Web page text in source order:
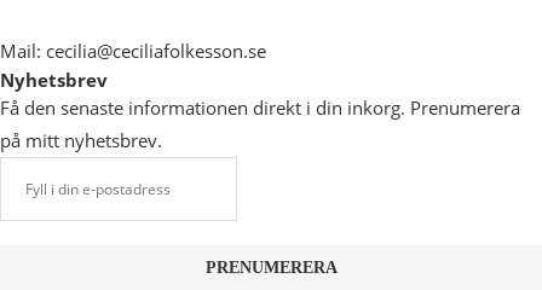
Mail: cecilia@ceciliafolkesson.se
Nyhetsbrev
Få den senaste informationen direkt i din inkorg. Prenumerera
på mitt nyhetsbrev.